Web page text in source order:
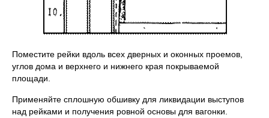
Поместите рейки вдоль всех дверных и оконных проемов,
углов дома и верхнего и нижнего края покрываемой
площади.
Применяйте сплошную обшивку для ликвидации выступов
над рейками и получения ровной основы для вагонки.